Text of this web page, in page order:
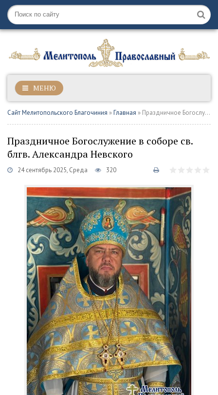
МЕНЮ
Сайт Мелитопольского Благочиния »Главная » Праздничное Богослужение в соборе св. блгв. Александра Невского
Праздничное Богослужение в соборе св.
блгв. Александра Невского
24 сентябрь 2025, Среда 320